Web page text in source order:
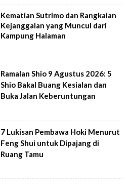
Kematian Sutrimo dan Rangkaian
Kejanggalan yang Muncul dari
Kampung Halaman
Ramalan Shio 9 Agustus 2026: 5
Shio Bakal Buang Kesialan dan
Buka Jalan Keberuntungan
7 Lukisan Pembawa Hoki Menurut
Feng Shui untuk Dipajang di
Ruang Tamu